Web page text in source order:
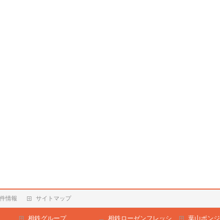
情報 サイトマップ
相鉄グループ 相鉄ローゼンフレッシ 葉山ボン